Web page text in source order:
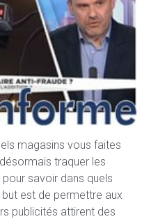
magasins vous faites
traquer les
savoir dans quels
est de permettre aux
publicités attirent des